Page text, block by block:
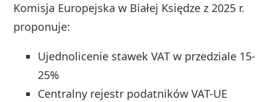
Komisja Europejska w Białej Księdze z 2025 r.
proponuje:
Ujednolicenie stawek VAT w przedziale 15-
25%
Centralny rejestr podatników VAT-UE